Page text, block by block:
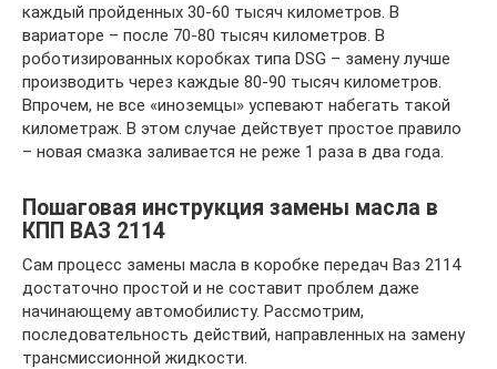
каждый пройденных 30-60 тысяч километров. В
вариаторе – после 70-80 тысяч километров. В
роботизированных коробках типа DSG – замену лучше
производить через каждые 80-90 тысяч километров.
Впрочем, не все «иноземцы» успевают набегать такой
километраж. В этом случае действует простое правило
– новая смазка заливается не реже 1 раза в два года.
Пошаговая инструкция замены масла в
КПП ВАЗ 2114
Сам процесс замены масла в коробке передач Ваз 2114
достаточно простой и не составит проблем даже
начинающему автомобилисту. Рассмотрим,
последовательность действий, направленных на замену
трансмиссионной жидкости.